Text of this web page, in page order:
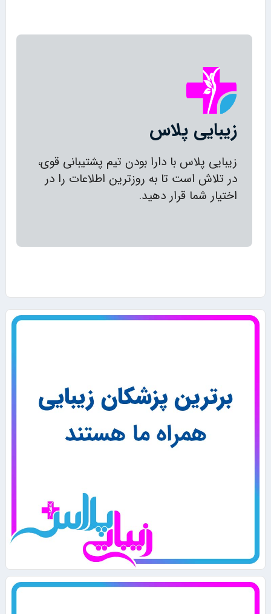
زیبایی پلاس
زیبایی پلاس با دارا بودن تیم پشتیبانی قوی،
در تلاش است تا به روزترین اطلاعات را در
اختیار شما قرار دهید.